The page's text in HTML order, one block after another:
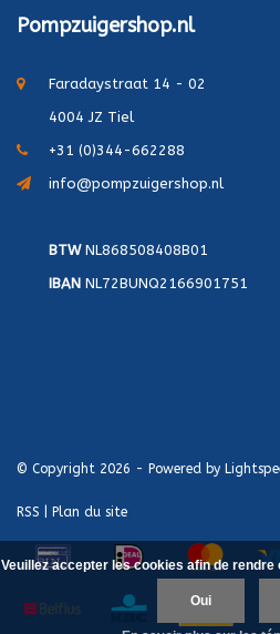
Pompzuigershop.nl
Faradaystraat 14 - 02
4004 JZ Tiel
+31 (0)344-662288
info@pompzuigershop.nl
BTWNL868508408B01
IBAN NL72BUNQ2166901751
© Copyright 2026 - Powered by
RSS Plan du site
Veuillez accepter les cookies afin de
Oui